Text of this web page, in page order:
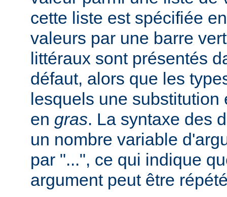
cette liste est spécifiée
valeurs par une barre
littéraux sont présentés
défaut, alors que les
lesquels une substitution
en gras. La syntaxe des
un nombre variable
par "...", ce qui indique
argument peut être